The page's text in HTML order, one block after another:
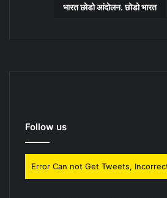
भारत छोडो आंदोलन. छोडो भारत
Follow us
Error Can not Get Tweets,